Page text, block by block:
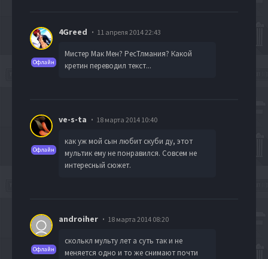
Офлайн
4Greed 11 апреля 2014 22:43
Мистер Мак Мен? РесТлмания? Какой
кретин переводил текст...
Офлайн
ve-s-ta 18 марта 2014 10:40
как уж мой сын любит скуби ду, этот
мультик ему не понравился. Совсем не
интересный сюжет.
Офлайн
androiher 18 марта 2014 08:20
сколькл мульту лет а суть так и не
меняется одно и то же снимают почти